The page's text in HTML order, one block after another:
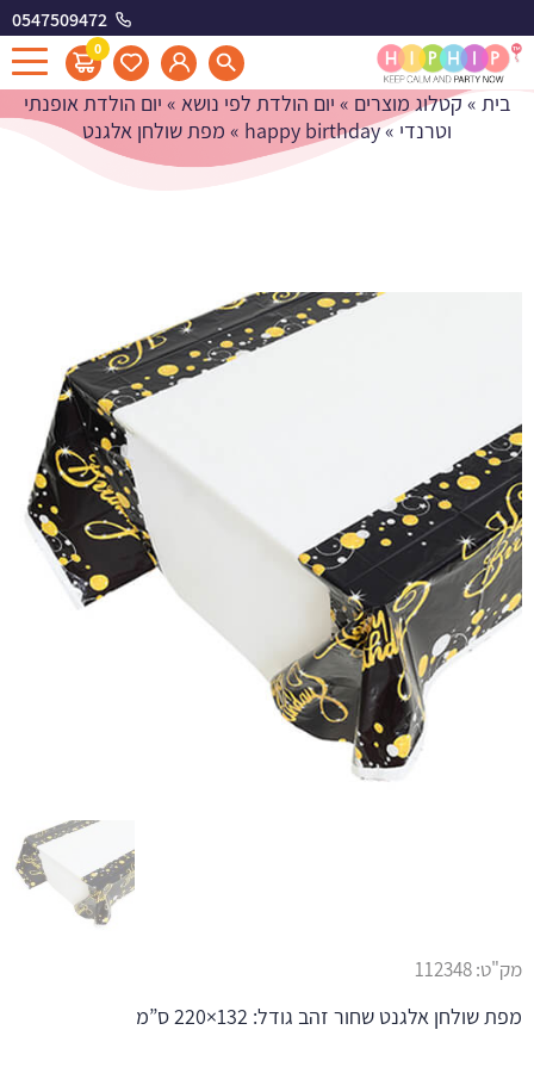
0547509472
0
מפת שולחן אלגנט
בית »קטלוג מוצרים » יום הולדת לפי נושא » יום הולדת אופנתי
וטרנדי »
happy birthday
» מפת שולחן אלגנט
מק"ט:112348
מפת שולחן אלגנט שחור זהב גודל: 132×220 ס”מ